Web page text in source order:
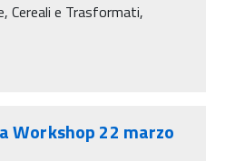
Cereali e Trasformati,
Workshop 22 marzo